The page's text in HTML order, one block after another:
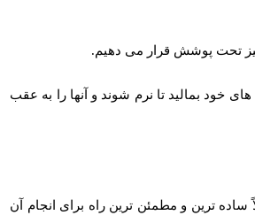
نیز تحت پوشش قرار می‌ دهیم.
خود بمالید تا نرم شوند و آنها را به عقب
ترین و مطمئن‌ ترین راه برای انجام آن